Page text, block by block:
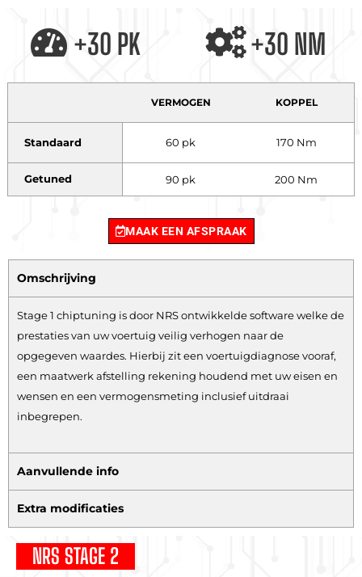
+30 PK +30 NM
VERMOGEN KOPPEL
Standaard 60 pk 170 Nm
Getuned 90 pk 200 Nm
MAAK EEN AFSPRAAK
Omschrijving
Stage 1 chiptuning is door NRS ontwikkelde software welke de
prestaties van uw voertuig veilig verhogen naar de
opgegeven waardes. Hierbij zit een voertuigdiagnose vooraf,
een maatwerk afstelling rekening houdend met uw eisen en
wensen en een vermogensmeting inclusief uitdraai
inbegrepen.
Aanvullende info
Extra modificaties
NRS STAGE 2